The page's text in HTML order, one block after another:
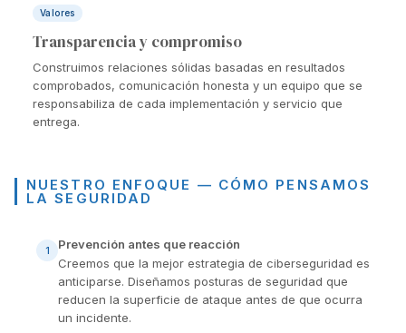
Valores
Transparencia y compromiso
Construimos relaciones sólidas basadas en resultados
comprobados, comunicación honesta y un equipo que se
responsabiliza de cada implementación y servicio que
entrega.
NUESTRO ENFOQUE — CÓMO PENSAMOS
LA SEGURIDAD
1
Prevención antes que reacción
Creemos que la mejor estrategia de ciberseguridad es
anticiparse. Diseñamos posturas de seguridad que
reducen la superficie de ataque antes de que ocurra
un incidente.